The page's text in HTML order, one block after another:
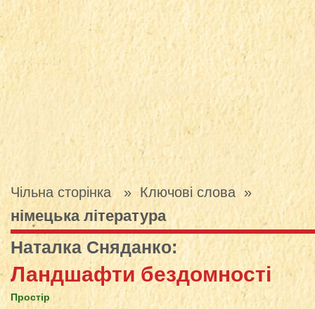
Чільна сторінка » Ключові слова »
німецька література
Наталка Сняданко:
Ландшафти бездомності
Простір